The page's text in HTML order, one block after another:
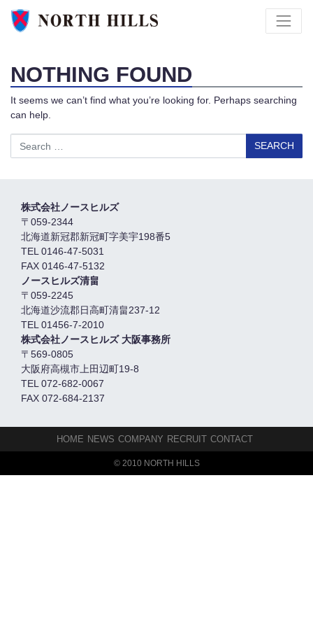
NOTHING FOUND
It seems we can’t find what you’re looking for. Perhaps searching
can help.
Search
株式会社ノースヒルズ
〒059-2344
北海道新冠郡新冠町字美宇198番5
TEL 0146-47-5031
FAX 0146-47-5132
ノースヒルズ清畠
〒059-2245
北海道沙流郡日高町清畠237-12
TEL 01456-7-2010
株式会社ノースヒルズ 大阪事務所
〒569-0805
大阪府高槻市上田辺町19-8
TEL 072-682-0067
FAX 072-684-2137
HOME NEWS COMPANY RECRUIT CONTACT
© 2010 NORTH HILLS